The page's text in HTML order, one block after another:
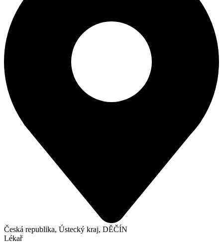
Česká republika, Ústecký kraj, DĚČÍN
Lékař